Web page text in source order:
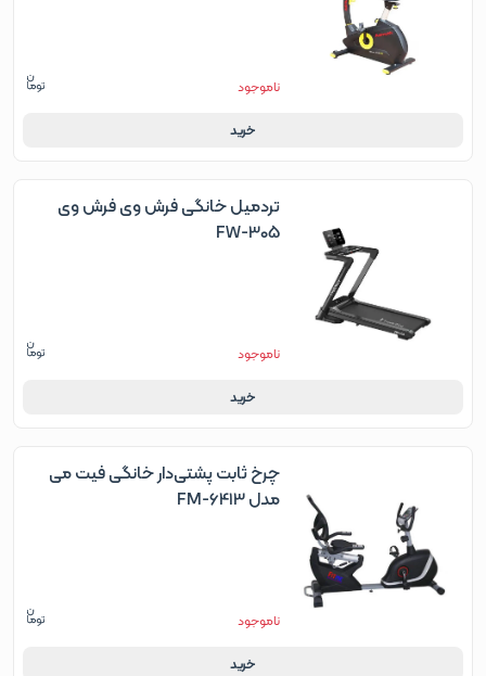
ناموجود
خرید
تردمیل خانگی فرش وی فرش وی
FW-305
ناموجود
خرید
چرخ ثابت پشتی‌دار خانگی فیت می
مدل FM-6413
ناموجود
خرید